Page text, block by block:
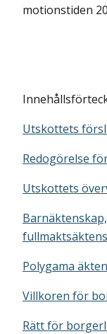
motionstiden
Utskottets
Redogörelse
Utskottets
Polygama
Villkoren för
Rätt för